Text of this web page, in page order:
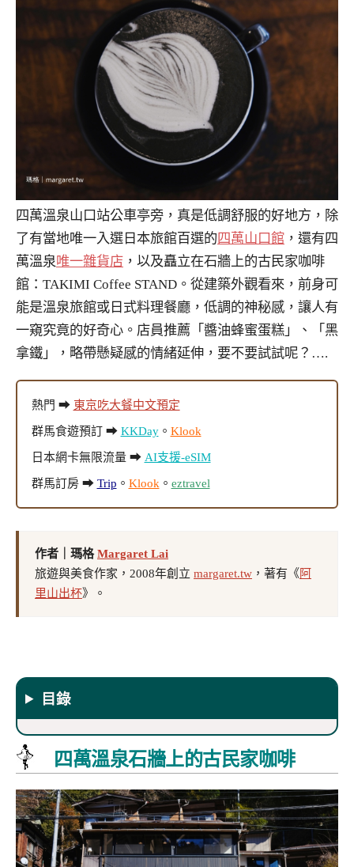
四萬溫泉山口站公車亭旁，真是低調舒服的好地方，除
了有當地唯一入選日本旅館百選的四萬山口館 ，還有四
萬溫泉唯一雜貨店 ，以及矗立在石牆上的古民家咖啡
館：TAKIMI Coffee STAND。從建築外觀看來，前身可
能是溫泉旅館或日式料理餐廳，低調的神秘感，讓人有
一窺究竟的好奇心。店員推薦「醬油蜂蜜蛋糕」、「黑
拿鐵」，略帶懸疑感的情緒延伸，要不要試試呢？….
熱門 ➡ 東京吃大餐中文預定
群馬食遊預訂 ➡ KKDay。 Klook
日本網卡無限流量 ➡ AI支援-eSIM
群馬訂房 ➡ Trip 。 Klook 。 eztravel
作者｜瑪格Margaret Lai
旅遊與美食作家，2008年創立 margaret.tw ，著有《阿
里山出杯》。
目錄
四萬溫泉石牆上的古民家咖啡